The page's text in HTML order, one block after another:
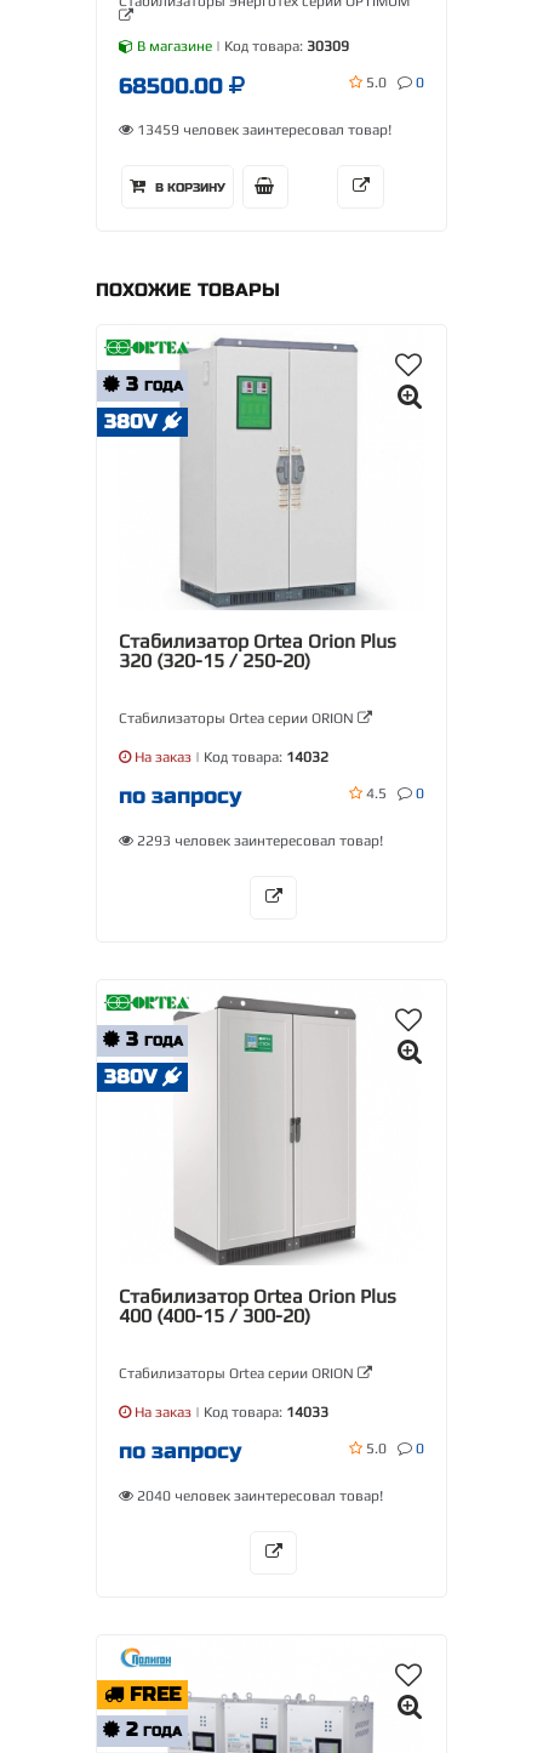
В магазине | Код товара: 30309
68500.00 5.0 0
13459 человек заинтересовал товар!
В КОРЗИНУ
ПОХОЖИЕ ТОВАРЫ
3 ГОДА
380V
Стабилизатор Ortea Orion Plus
320 (320-15 / 250-20)
Стабилизаторы Ortea серии ORION
На заказ | Код товара: 14032
по запросу 4.5 0
2293 человек заинтересовал товар!
3 ГОДА
380V
Стабилизатор Ortea Orion Plus
400 (400-15 / 300-20)
Стабилизаторы Ortea серии ORION
На заказ | Код товара: 14033
по запросу 5.0 0
2040 человек заинтересовал товар!
FREE
2 ГОДА